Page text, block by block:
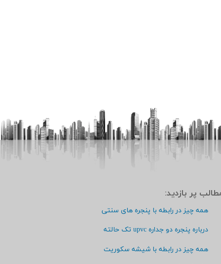
پر بازديد:
همه چیز در رابطه با پنجره های سنتی
درباره پنجره دو جداره upvc تک حالته
همه چيز در رابطه با شيشه سكوريت